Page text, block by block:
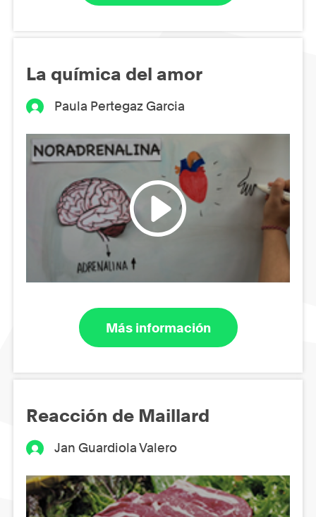
La química del amor
Paula Pertegaz Garcia
Más información
Reacción de Maillard
Jan Guardiola Valero